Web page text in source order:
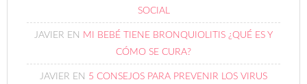
SOCIAL
JAVIER EN MI BEBÉ TIENE BRONQUIOLITIS ¿QUÉ ES Y
CÓMO SE CURA?
JAVIER EN 5 CONSEJOS PARA PREVENIR LOS VIRUS